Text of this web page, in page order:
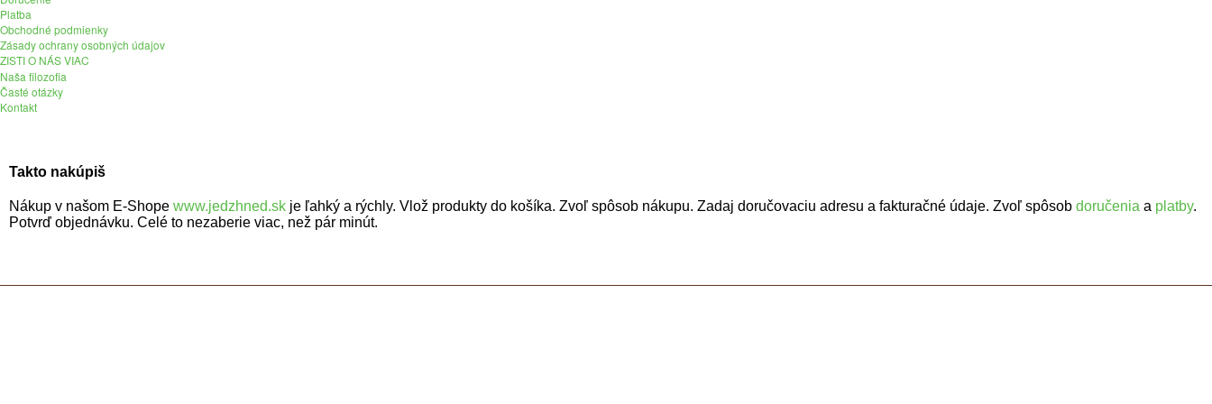
Platba
Obchodné podmienky
Zásady ochrany osobných údajov
ZISTI O NÁS VIAC
Naša filozofia
Časté otázky
Kontakt
Takto nakúpiš
Nákup v našom E-Shope www.jedzhned.sk je ľahký a rýchly. Vlož produkty do košíka. Zvoľ spôsob nákupu. Zadaj doručovaciu adresu a fakturačné údaje. Zvoľ spôsob doručenia a platby.
Potvrď objednávku. Celé to nezaberie viac, než pár minút.